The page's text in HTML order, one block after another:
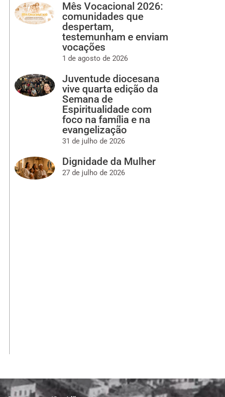
Mês Vocacional 2026:
comunidades que
despertam,
testemunham e enviam
vocações
1 de agosto de 2026
Juventude diocesana
vive quarta edição da
Semana de
Espiritualidade com
foco na família e na
evangelização
31 de julho de 2026
Dignidade da Mulher
27 de julho de 2026